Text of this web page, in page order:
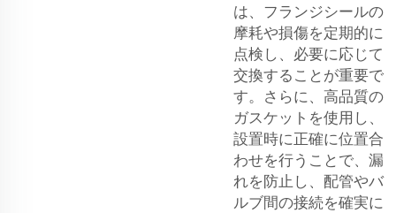
は、フランジシールの
摩耗や損傷を定期的に
点検し、必要に応じて
交換することが重要で
す。さらに、高品質の
ガスケットを使用し、
設置時に正確に位置合
わせを行うことで、漏
れを防止し、配管やバ
ルブ間の接続を確実に